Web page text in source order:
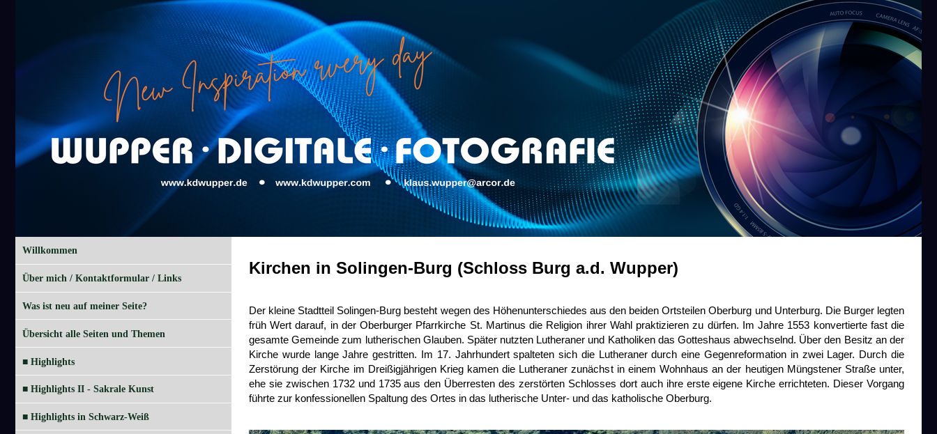
Willkommen
Über mich / Kontaktformular / Links
Was ist neu auf meiner Seite?
Übersicht alle Seiten und Themen
■ Highlights
■ Highlights II - Sakrale Kunst
■ Highlights in Schwarz-Weiß
Kirchen in Solingen-Burg (Schloss Burg a.d. Wupper)
Der kleine Stadtteil Solingen-Burg besteht wegen des Höhenunterschiedes aus den beiden Ortsteilen Oberburg und Unterburg. Die Burger legten
früh Wert darauf, in der Oberburger Pfarrkirche St. Martinus die Religion ihrer Wahl praktizieren zu dürfen. Im Jahre 1553 konvertierte fast die
gesamte Gemeinde zum lutherischen Glauben. Später nutzten Lutheraner und Katholiken das Gotteshaus abwechselnd. Über den Besitz an der
Kirche wurde lange Jahre gestritten. Im 17. Jahrhundert spalteten sich die Lutheraner durch eine Gegenreformation in zwei Lager. Durch die
Zerstörung der Kirche im Dreißigjährigen Krieg kamen die Lutheraner zunächst in einem Wohnhaus an der heutigen Müngstener Straße unter,
ehe sie zwischen 1732 und 1735 aus den Überresten des zerstörten Schlosses dort auch ihre erste eigene Kirche errichteten. Dieser Vorgang
führte zur konfessionellen Spaltung des Ortes in das lutherische Unter- und das katholische Oberburg.